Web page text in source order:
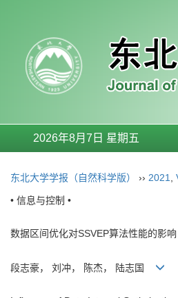
2026年8月7日 星期五
东北大学学报（自然科学版） ›› 2021
• 信息与控制 •
数据区间优化对SSVEP算法性能的影响
段志豪， 刘冲， 陈杰， 陆志国